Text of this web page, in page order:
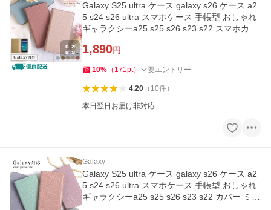
Galaxy S25 ultra ケース galaxy s26 ケース a2
5 s24 s26 ultra スマホケース 手帳型 おしゃれ
ギャラクシーa25 s25 s26 s23 s22 スマホカバ
1,890円
10% （ 171pt） 要エントリー
4.20（ 10件）
本日翌日お届け非対応
Galaxy
Galaxy S25 ultra ケース galaxy s26 ケース a2
5 s24 s26 ultra スマホケース 手帳型 おしゃれ
ギャラクシーa25 s25 s26 s23 s22 カバー ミラ